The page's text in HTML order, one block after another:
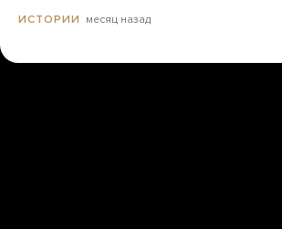
ИСТОРИИ месяц назад